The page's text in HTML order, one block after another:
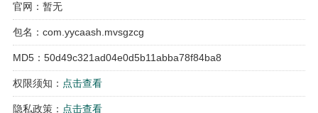
官网：暂无
包名：com.yycaash.mvsgzcg
MD5：50d49c321ad04e0d5b11abba78f84ba8
权限须知： 点击查看
隐私政策： 点击查看